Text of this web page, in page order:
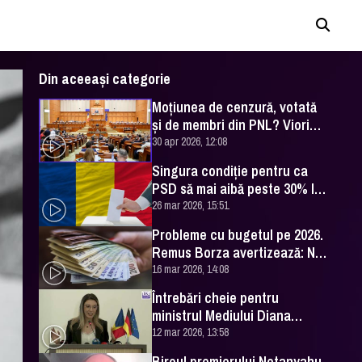
Din aceeași categorie
Moţiunea de cenzură, votată
şi de membri din PNL? Viorica
Dăncilă spune ce se întâmplă
30 apr 2026, 12:08
Singura condiţie pentru ca
PSD să mai aibă peste 30% la
alegeri
26 mar 2026, 15:51
Probleme cu bugetul pe 2026.
Remus Borza avertizează: Nu
mai suntem în an electoral
16 mar 2026, 14:08
Întrebări cheie pentru
ministrul Mediului Diana
Buzoianu / Interviu live la DC
News
12 mar 2026, 13:58